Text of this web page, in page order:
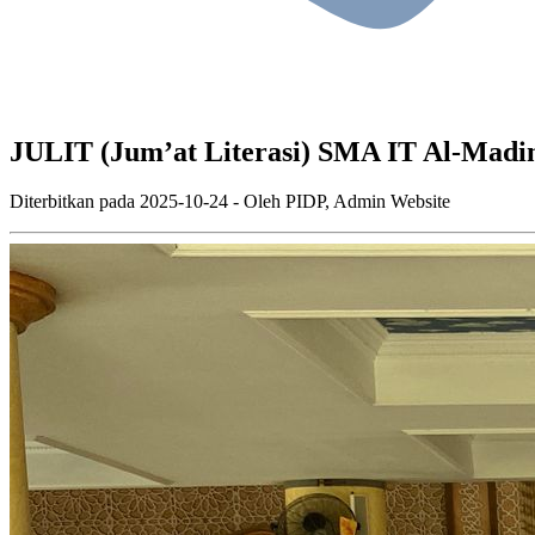
JULIT (Jum’at Literasi) SMA IT Al-
Diterbitkan pada 2025-10-24 - Oleh PIDP, Admin Website